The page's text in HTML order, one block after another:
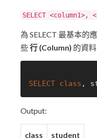
SELECT <column1>,
為 SELECT 最基本的
些行 (Column) 的資料
SELECT class ,
Output:
class student